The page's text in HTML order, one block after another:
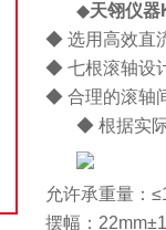
◆天翎仪
◆ 选用高效直
◆ 七根滚轴设
◆ 合理的滚轴
◆ 根据实
允许承重量：
摆幅：